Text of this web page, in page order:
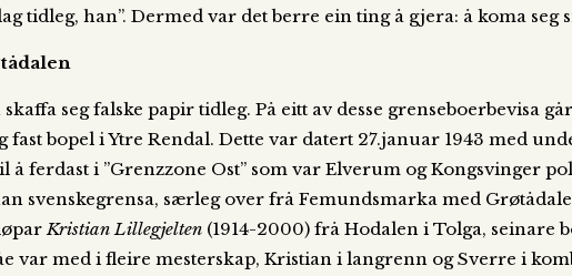
tidleg, han”. Dermed var det berre ein ting å gjera: å koma seg
seg falske papir tidleg. På eitt av desse grenseboerbevisa
fast bopel i Ytre Rendal. Dette var datert 27.januar 1943 med
å ferdast i ”Grenzzone Ost” som var Elverum og Kongsvinger
svenskegrensa, særleg over frå Femundsmarka med
Kristian Lillegjelten (1914-2000) frå Hodalen i Tolga, seinare
var med i fleire mesterskap, Kristian i langrenn og Sverre i